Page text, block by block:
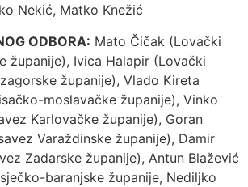
Nekić, Matko Knežić
ODBORA: Mato Čičak (Lovački
županije), Ivica Halapir (Lovački
županije), Vlado Kireta
moslavačke županije), Vinko
Karlovačke županije), Goran
Varaždinske županije), Damir
Zadarske županije), Antun Blažević
baranjske županije, Nediljko